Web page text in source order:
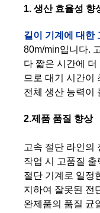
1. 생산 효율성 향
길이 기계에 대한
80m/min입니다.
다 짧은 시간에
므로 대기 시간이
전체 생산 능력이
2.제품 품질 향상
고속 절단 라인의
작업 시 고품질
절단 기계로 일정
지하여 잘못된 전
완제품의 품질 균